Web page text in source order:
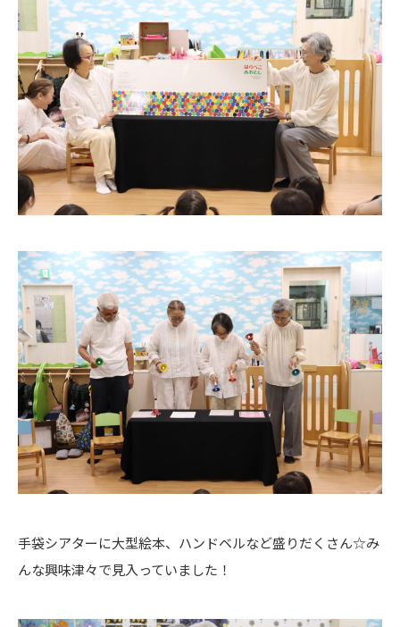
手袋シアターに大型絵本、ハンドベルなど盛りだくさん☆み
んな興味津々で見入っていました！